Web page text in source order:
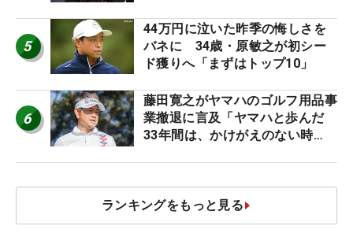
5
44万円に泣いた昨季の悔しさを
バネに 34歳・原敏之が初シー
ド獲りへ「まずはトップ10」
6
藤田寛之がヤマハのゴルフ用品事
業撤退に言及「ヤマハと歩んだ
33年間は、かけがえのない時
ランキングをもっと見る